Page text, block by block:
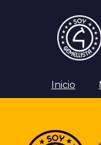
Inicio